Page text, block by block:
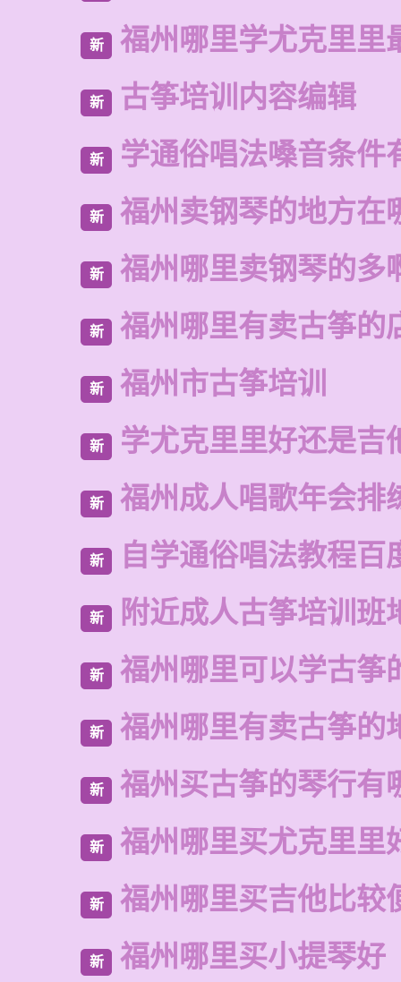
新 福州哪里学尤克里里
新 古筝培训内容编辑
新 学通俗唱法嗓音条件
新 福州卖钢琴的地方在
新 福州哪里卖钢琴的多
新 福州哪里有卖古筝的
新 福州市古筝培训
新 学尤克里里好还是吉
新 福州成人唱歌年会排
新 自学通俗唱法教程百
新 附近成人古筝培训班
新 福州哪里可以学古筝
新 福州哪里有卖古筝的
新 福州买古筝的琴行有
新 福州哪里买尤克里里
新 福州哪里买吉他比较
新 福州哪里买小提琴好